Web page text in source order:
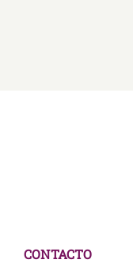
CONTACTO